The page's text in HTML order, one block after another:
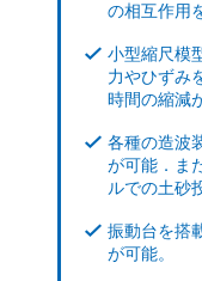
の相互作用
小型縮尺模
力やひずみ
時間の縮減
各種の造波
が可能．ま
ルでの土砂
振動台を搭
が可能。